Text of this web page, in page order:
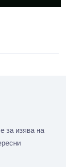
за изява на